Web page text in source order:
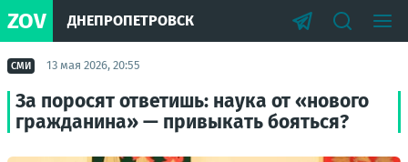
ZOV ДНЕПРОПЕТРОВСК
СМИ 13 мая 2026, 20:55
За поросят ответишь: наука от «нового
гражданина» — привыкать бояться?